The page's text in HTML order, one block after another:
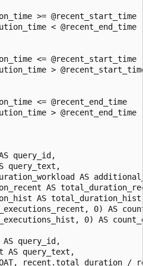
>= @recent_start_time
< @recent_end_time
<= @recent_start_time
>
<= @recent_end_time
> @recent_end_time
query_id,
query_text,
AS
AS
AS
0) AS
0) AS
AS query_id,
AS query_text,
recent.total_duration /